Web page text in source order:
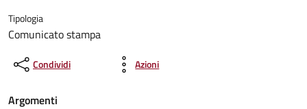
Tipologia
Comunicato stampa
Condividi Azioni
Argomenti